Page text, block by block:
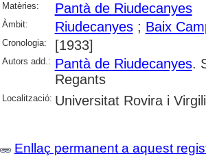
Matèries:
Pantà de Riudecanyes
Àmbit: Riudecanyes; Baix
Cronologia: [1933]
Autors add.: Pantà de Riudecanyes.
Regants
Localització: Universitat Rovira i
Enllaç permanent a aquest